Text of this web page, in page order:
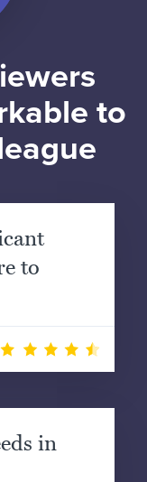
to
to
in